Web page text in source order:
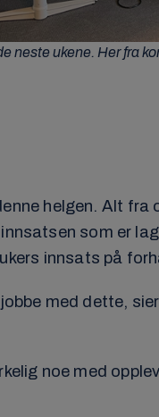
neste ukene. Her fra
helgen. Alt fra
som er
innsats på
med dette,
noe med